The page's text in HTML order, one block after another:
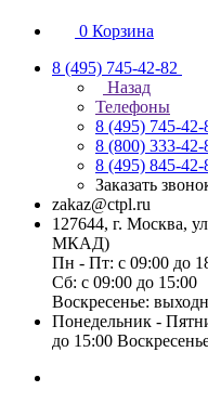
0 Корзина
8 (495) 745-42-82
Назад
Телефоны
8 (495) 745-42-
8 (800) 333-42-
8 (495) 845-42-
Заказать
zakaz@ctpl.ru
127644, г. Москва,
МКАД)
Пн - Пт: с 09:00 до
Сб: с 09:00 до 15:00
Воскресенье:
Понедельник -
до 15:00